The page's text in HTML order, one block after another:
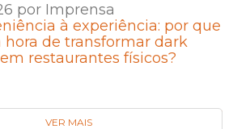
por Imprensa
à experiência: por que
hora de transformar dark
restaurantes físicos?
VER MAIS